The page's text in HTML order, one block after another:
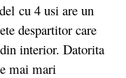
cu 4 usi are un
despartitor care
interior. Datorita
mai mari